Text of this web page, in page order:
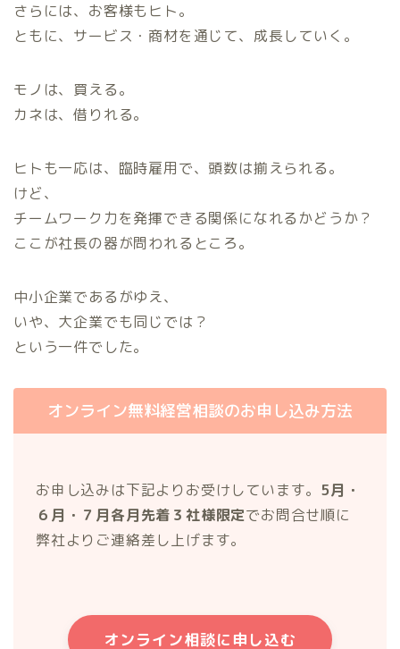
さらには、お客様もヒト。
ともに、サービス・商材を通じて、成長していく。
モノは、買える。
カネは、借りれる。
ヒトも一応は、臨時雇用で、頭数は揃えられる。
けど、
チームワーク力を発揮できる関係になれるかどうか？
ここが社長の器が問われるところ。
中小企業であるがゆえ、
いや、大企業でも同じでは？
という一件でした。
オンライン無料経営相談のお申し込み方法
お申し込みは下記よりお受けしています。 5月・
６月・７月各月先着３社様限定でお問合せ順に
弊社よりご連絡差し上げます。
オンライン相談に申し込む